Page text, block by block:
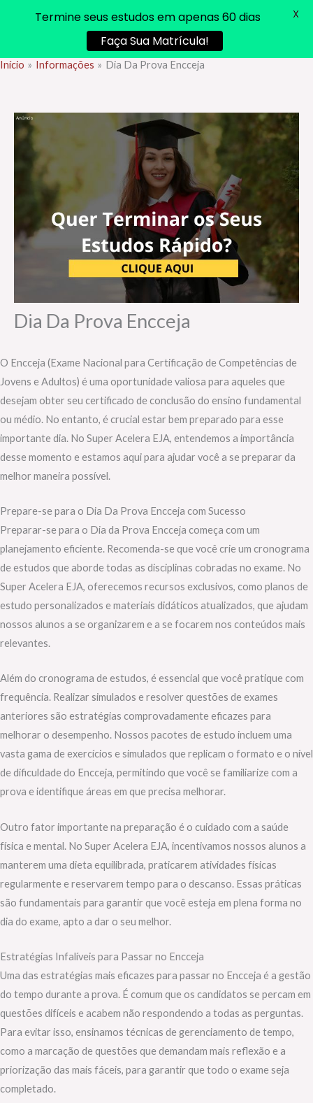
Ir
conteúdo
Início Informações Dia Da Prova Encceja
Dia Da Prova Encceja
O Encceja (Exame Nacional para Certificação de Competências de
Jovens e Adultos) é uma oportunidade valiosa para aqueles que
desejam obter seu certificado de conclusão do ensino fundamental
ou médio. No entanto, é crucial estar bem preparado para esse
importante dia. No Super Acelera EJA, entendemos a importância
desse momento e estamos aqui para ajudar você a se preparar da
melhor maneira possível.
Prepare-se para o Dia Da Prova Encceja com Sucesso
Preparar-se para o Dia da Prova Encceja começa com um
planejamento eficiente. Recomenda-se que você crie um cronograma
de estudos que aborde todas as disciplinas cobradas no exame. No
Super Acelera EJA, oferecemos recursos exclusivos, como planos de
estudo personalizados e materiais didáticos atualizados, que ajudam
nossos alunos a se organizarem e a se focarem nos conteúdos mais
relevantes.
Além do cronograma de estudos, é essencial que você pratique com
frequência. Realizar simulados e resolver questões de exames
anteriores são estratégias comprovadamente eficazes para
melhorar o desempenho. Nossos pacotes de estudo incluem uma
vasta gama de exercícios e simulados que replicam o formato e o nível
de dificuldade do Encceja, permitindo que você se familiarize com a
prova e identifique áreas em que precisa melhorar.
Outro fator importante na preparação é o cuidado com a saúde
física e mental. No Super Acelera EJA, incentivamos nossos alunos a
manterem uma dieta equilibrada, praticarem atividades físicas
regularmente e reservarem tempo para o descanso. Essas práticas
são fundamentais para garantir que você esteja em plena forma no
dia do exame, apto a dar o seu melhor.
Estratégias Infalíveis para Passar no Encceja
Uma das estratégias mais eficazes para passar no Encceja é a gestão
do tempo durante a prova. É comum que os candidatos se percam em
questões difíceis e acabem não respondendo a todas as perguntas.
Para evitar isso, ensinamos técnicas de gerenciamento de tempo,
como a marcação de questões que demandam mais reflexão e a
priorização das mais fáceis, para garantir que todo o exame seja
completado.
Termine seus estudos em apenas 60 dias
Faça Sua Matrícula!
X